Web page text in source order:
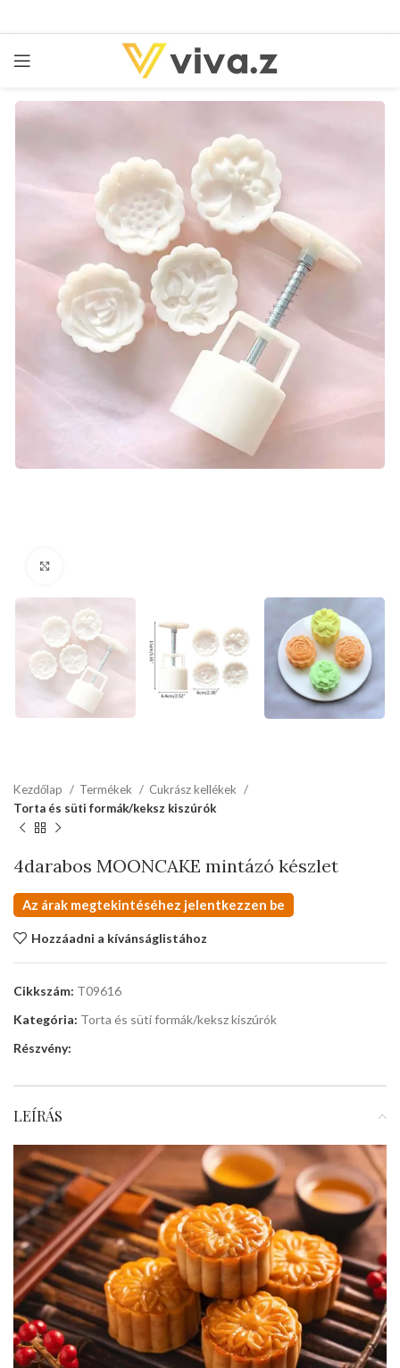
Kezdőlap Termékek
Cukrász kellékek
Torta és süti formák/keksz kiszúrók
4darabos MOONCAKE mintázó készlet
Az árak megtekintéséhez jelentkezzen be
Hozzáadni a kívánságlistához
Cikkszám: T09616
Kategória: Torta és süti formák/keksz kiszúrók
Részvény:
LEÍRÁS